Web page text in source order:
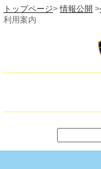
トップページ>情報公開 >
利用案内